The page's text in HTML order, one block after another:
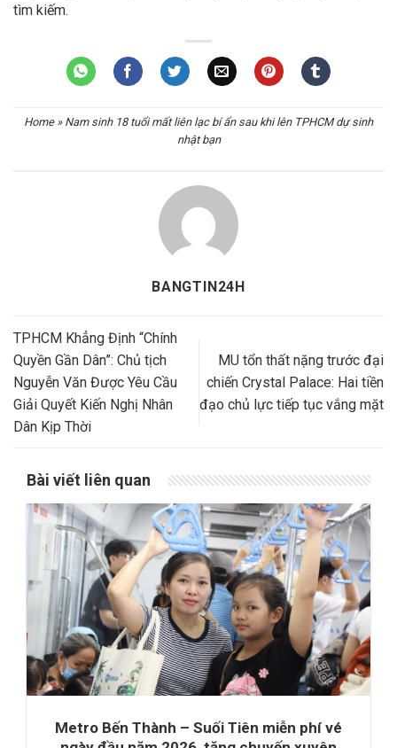
tìm kiếm.
Home» Nam sinh 18 tuổi mất liên lạc bí ẩn sau khi lên TPHCM dự sinh
nhật bạn
BANGTIN24H
TPHCM Khẳng Định “Chính
Quyền Gần Dân”: Chủ tịch
Nguyễn Văn Được Yêu Cầu
Giải Quyết Kiến Nghị Nhân
Dân Kịp Thời
MU tổn thất nặng trước đại
chiến Crystal Palace: Hai tiền
đạo chủ lực tiếp tục vắng mặt
Bài viết liên quan
Metro Bến Thành – Suối Tiên miễn phí vé